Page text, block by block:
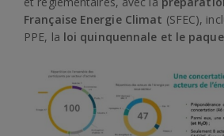
Française Energie Climat (SFEC),
PPE, la loi quinquennale et le